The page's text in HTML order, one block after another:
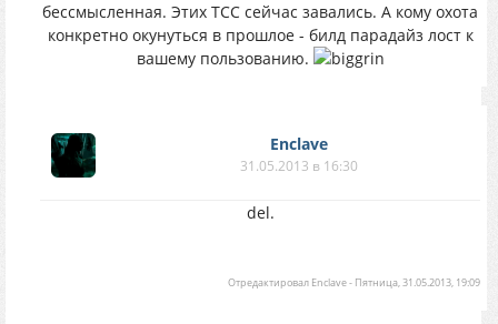
бессмысленная. Этих ТСС сейчас завались. А кому охота
конкретно окунуться в прошлое - билд парадайз лост к
вашему пользованию.
Enclave
31.05.2013 в 16:30
del.
Отредактировал Enclave- Пятница, 31.05.2013, 19:09